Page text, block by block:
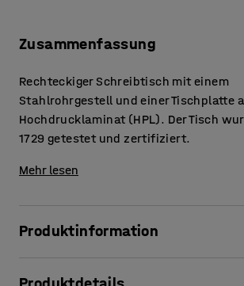
Zusammenfassung
Rechteckiger Schreibtisch mit einem
Stahlrohrgestell und einer Tischplatte
Hochdrucklaminat (HPL). Der Tisch
1729 getestet und zertifiziert.
Mehr lesen
Produktinformation